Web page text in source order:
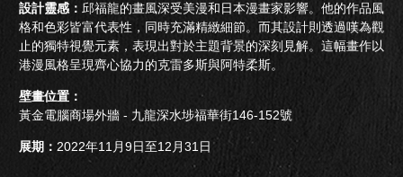
設計靈感： 邱福龍的畫風深受美漫和日本漫畫家影響。他的作品風
格和色彩皆富代表性，同時充滿精緻細節。而其設計則透過嘆為觀
止的獨特視覺元素，表現出對於主題背景的深刻見解。這幅畫作以
港漫風格呈現齊心協力的克雷多斯與阿特柔斯。
壁畫位置：
黃金電腦商場外牆 - 九龍深水埗福華街146-152號
展期： 2022年11月9日至12月31日